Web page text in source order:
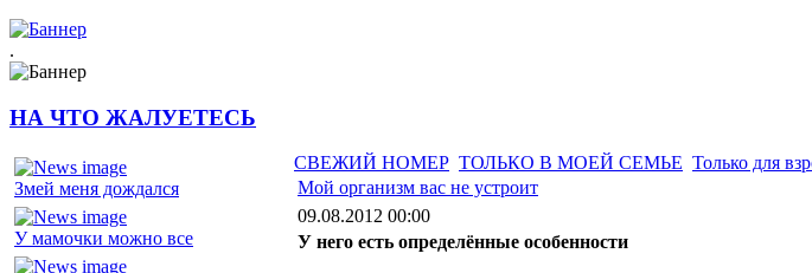
.
НА ЧТО ЖАЛУЕТЕСЬ
Змей меня дождался
У мамочки можно все
СВЕЖИЙ НОМЕР ТОЛЬКО В МОЕЙ СЕМЬЕ Только для
Мой организм вас не устроит
09.08.2012 00:00
У него есть определённые особенности